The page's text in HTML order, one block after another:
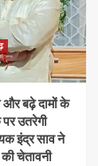
और बढ़े दामों के
उतरेगी
इंद्र साव ने
चेतावनी